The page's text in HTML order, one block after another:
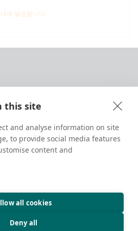
this site
and analyse information on site
to provide social media features
content and
all cookies
Deny all
에 발송됩니다.
8번지 다바 개인주택
여행 팁